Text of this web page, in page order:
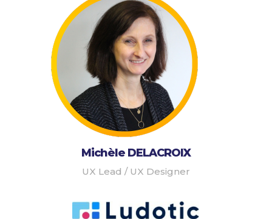
Michèle DELACROIX
UX Lead / UX Designer